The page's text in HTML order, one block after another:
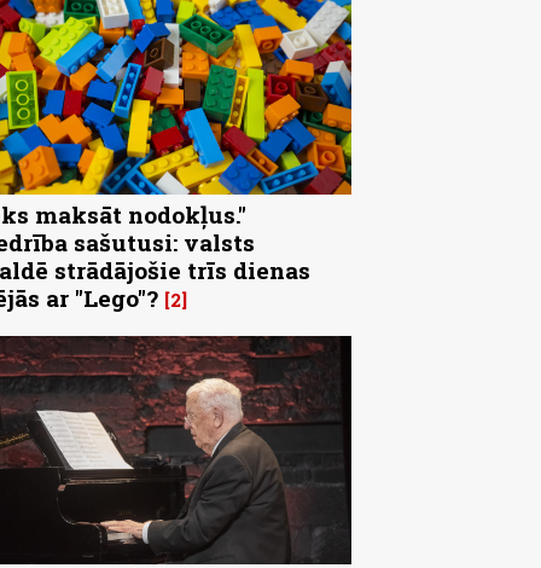
maksāt nodokļus."
sašutusi: valsts
strādājošie trīs dienas
ar "Lego"? 2